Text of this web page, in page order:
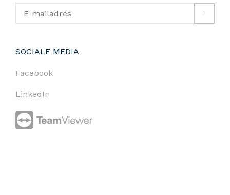
SOCIALE MEDIA
Facebook
LinkedIn